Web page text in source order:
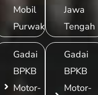
Mobil
Purwakarta
Gadai
BPKB
Motor-
Jawa
Tengah
Gadai
BPKB
Motor-